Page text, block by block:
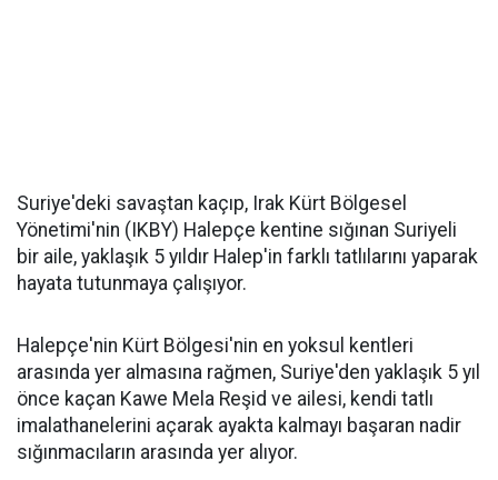
Suriye'deki savaştan kaçıp, Irak Kürt Bölgesel
Yönetimi'nin (IKBY) Halepçe kentine sığınan Suriyeli
bir aile, yaklaşık 5 yıldır Halep'in farklı tatlılarını yaparak
hayata tutunmaya çalışıyor.
Halepçe'nin Kürt Bölgesi'nin en yoksul kentleri
arasında yer almasına rağmen, Suriye'den yaklaşık 5 yıl
önce kaçan Kawe Mela Reşid ve ailesi, kendi tatlı
imalathanelerini açarak ayakta kalmayı başaran nadir
sığınmacıların arasında yer alıyor.